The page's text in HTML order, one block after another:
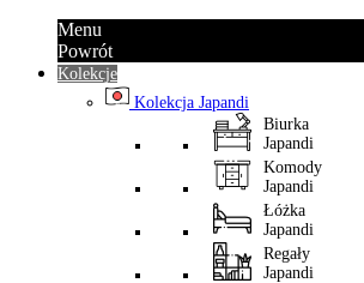
Menu
Powrót
Kolekcje
Kolekcja Japandi
Biurka
Japandi
Komody
Japandi
Łóżka
Japandi
Regały
Japandi